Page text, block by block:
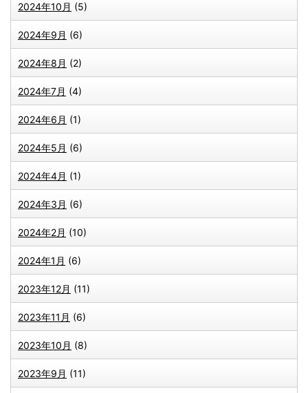
2024年10月 (5)
2024年9月 (6)
2024年8月 (2)
2024年7月 (4)
2024年6月 (1)
2024年5月 (6)
2024年4月 (1)
2024年3月 (6)
2024年2月 (10)
2024年1月 (6)
2023年12月 (11)
2023年11月 (6)
2023年10月 (8)
2023年9月 (11)